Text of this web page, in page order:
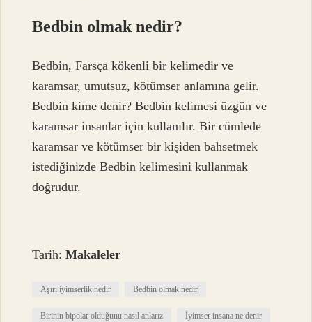
Bedbin olmak nedir?
Bedbin, Farsça kökenli bir kelimedir ve
karamsar, umutsuz, kötümser anlamına gelir.
Bedbin kime denir? Bedbin kelimesi üzgün ve
karamsar insanlar için kullanılır. Bir cümlede
karamsar ve kötümser bir kişiden bahsetmek
istediğinizde Bedbin kelimesini kullanmak
doğrudur.
Tarih:Makaleler
Aşırı iyimserlik nedir Bedbin olmak nedir
Birinin bipolar olduğunu nasıl anlarız İyimser insana ne denir